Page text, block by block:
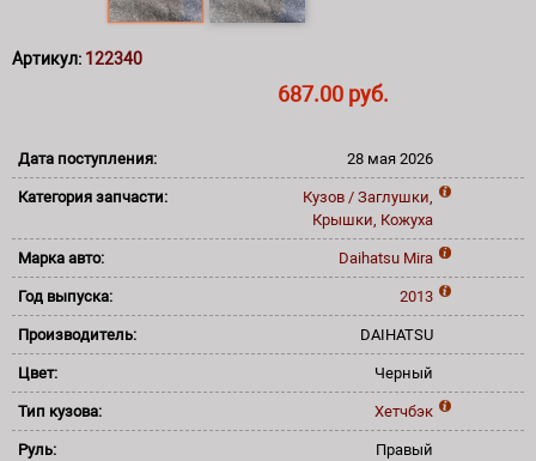
Артикул: 122340
687.00 руб.
Дата поступления: 28 мая 2026
Категория запчасти:
Кузов / Заглушки,
Крышки, Кожуха
Марка авто: Daihatsu Mira
Год выпуска: 2013
Производитель: DAIHATSU
Цвет: Черный
Тип кузова: Хетчбэк
Руль: Правый